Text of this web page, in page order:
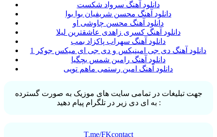
دانلود آهنگ سرواد شکست
دانلود آهنگ محسن شریفیان بوا بوا
دانلود آهنگ محسن چاوشی او
دانلود آهنگ کسری زاهدی عاشقترین لیلا
دانلود آهنگ سهراب پاکزاد بمب
دانلود آهنگ دی جی امینیکس و دی جی ای میکس جوکر 1
دانلود آهنگ رامین شمس بچگیا
دانلود آهنگ امین رستمی ماهم تویی
جهت تبلیغات در تمامی سایت های موزیک به صورت گسترده
به ای دی زیر در تلگرام پیام دهید :
T.me/FKcontact